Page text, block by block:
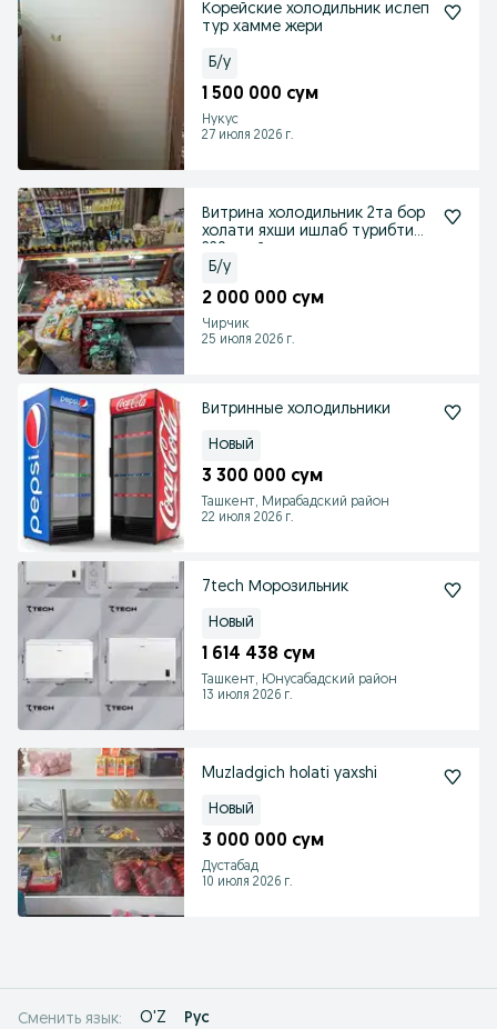
Корейские холодильник ислеп
тур хамме жери
Б/у
1 500 000 сум
Нукус
27 июля 2026 г.
Витрина холодильник 2та бор
холати яхши ишлаб турибти
Б/у
2 000 000 сум
Чирчик
25 июля 2026 г.
Витринные холодильники
Новый
3 300 000 сум
Ташкент, Мирабадский район
22 июля 2026 г.
7tech Морозильник
Новый
1 614 438 сум
Ташкент, Юнусабадский район
13 июля 2026 г.
Muzladgich holati yaxshi
Новый
3 000 000 сум
Дустабад
10 июля 2026 г.
Сменить язык: O'Z Рус